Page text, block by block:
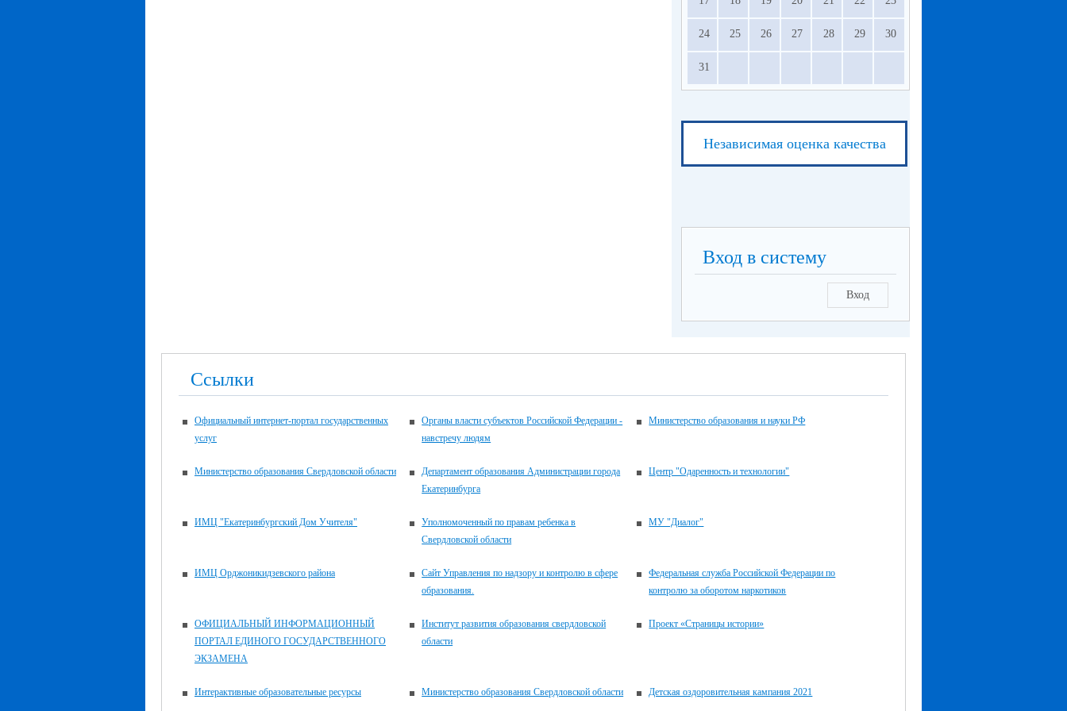
24 25 26 27 28 29 30
31
Независимая оценка качества
Вход в систему
Вход
Ссылки
Официальный интернет-портал государственных
услуг
Органы власти субъектов Российской Федерации -
навстречу людям
Министерство образования и науки РФ
Министерство образования Свердловской области
Департамент образования Администрации города
Екатеринбурга
Центр "Одаренность и технологии"
ИМЦ "Екатеринбургский Дом Учителя"
Уполномоченный по правам ребенка в
Свердловской области
МУ "Диалог"
ИМЦ Орджоникидзевского района
Сайт Управления по надзору и контролю в сфере
образования.
Федеральная служба Российской Федерации по
контролю за оборотом наркотиков
ОФИЦИАЛЬНЫЙ ИНФОРМАЦИОННЫЙ
ПОРТАЛ ЕДИНОГО ГОСУДАРСТВЕННОГО
ЭКЗАМЕНА
Институт развития образования свердловской
области
Проект «Страницы истории»
Интерактивные образовательные ресурсы Министерство образования Свердловской области Детская оздоровительная кампания 2021